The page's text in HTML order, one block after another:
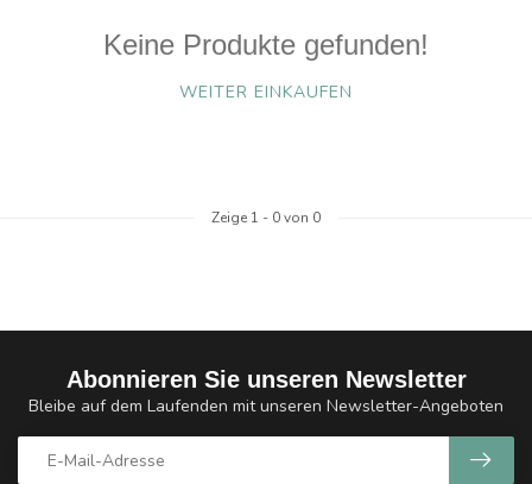
Keine Produkte gefunden!
WEITER EINKAUFEN
Zeige 1 - 0von 0
Abonnieren Sie unseren Newsletter
Bleibe auf dem Laufenden mit unseren Newsletter-Angeboten